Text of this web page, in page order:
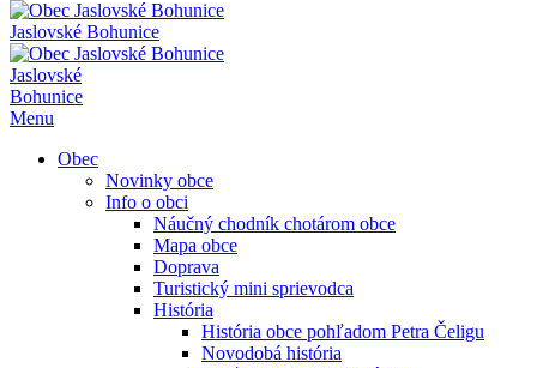
Jaslovské Bohunice
Jaslovské
Bohunice
Menu
Obec
Novinky obce
Info o obci
Náučný chodník chotárom obce
Mapa obce
Doprava
Turistický mini sprievodca
História
História obce pohľadom Petra Čeligu
Novodobá história